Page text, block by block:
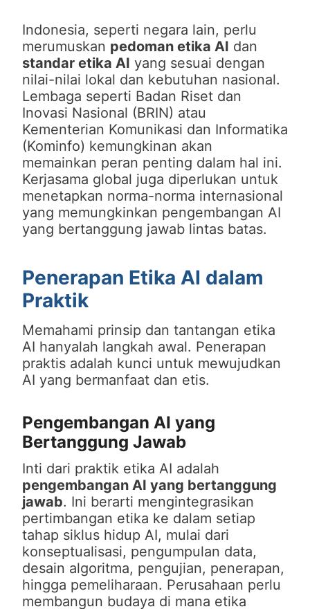
Indonesia, seperti negara lain, perlu
merumuskan pedoman etika AI dan
standar etika AI yang sesuai dengan
nilai-nilai lokal dan kebutuhan nasional.
Lembaga seperti Badan Riset dan
Inovasi Nasional (BRIN) atau
Kementerian Komunikasi dan Informatika
(Kominfo) kemungkinan akan
memainkan peran penting dalam hal ini.
Kerjasama global juga diperlukan untuk
menetapkan norma-norma internasional
yang memungkinkan pengembangan AI
yang bertanggung jawab lintas batas.
Penerapan Etika AI dalam
Praktik
Memahami prinsip dan tantangan etika
AI hanyalah langkah awal. Penerapan
praktis adalah kunci untuk mewujudkan
AI yang bermanfaat dan etis.
Pengembangan AI yang
Bertanggung Jawab
Inti dari praktik etika AI adalah
pengembangan AI yang bertanggung
jawab. Ini berarti mengintegrasikan
pertimbangan etika ke dalam setiap
tahap siklus hidup AI, mulai dari
konseptualisasi, pengumpulan data,
desain algoritma, pengujian, penerapan,
hingga pemeliharaan. Perusahaan perlu
membangun budaya di mana etika